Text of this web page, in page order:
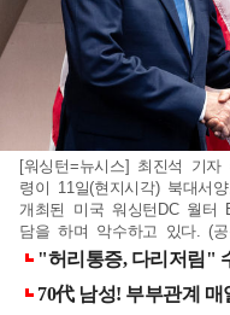
[워싱턴=뉴시스] 최진석 기
령이 11일(현지시각) 북대서
개최된 미국 워싱턴DC 월터
담을 하며 악수하고 있다. (공